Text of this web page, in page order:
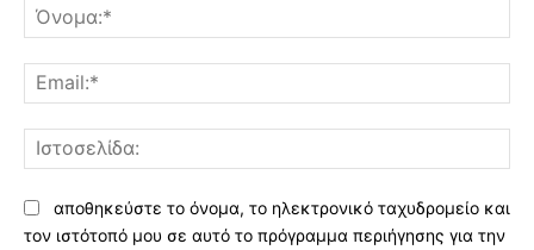
αποθηκεύστε το όνομα, το ηλεκτρονικό ταχυδρομείο και
τον ιστότοπό μου σε αυτό το πρόγραμμα περιήγησης για την